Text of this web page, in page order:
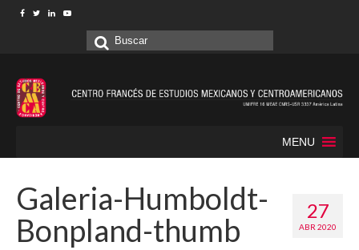
Buscar
MENU
27
ABR 2020
Galeria-Humboldt-
Bonpland-thumb